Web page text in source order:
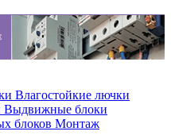
Влагостойкие лючки
Выдвижные блоки
Монтаж